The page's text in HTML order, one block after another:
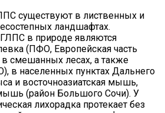
существуют в лиственных и
ландшафтах.
в природе являются
(ПФО, Европейская часть
смешанных лесах, а также
в населенных пунктах Дальнего
и восточноазиатская мышь,
(район Большого Сочи). У
лихорадка протекает без